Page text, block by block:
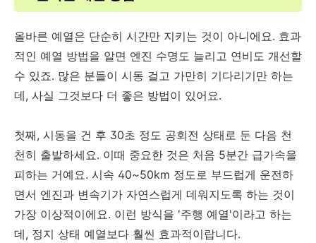
올바른 예열은 단순히 시간만 지키는 것이 아니에요. 효과
적인 예열 방법을 알면 엔진 수명도 늘리고 연비도 개선할
수 있죠. 많은 분들이 시동 걸고 가만히 기다리기만 하는
데, 사실 그것보다 더 좋은 방법이 있어요.
첫째, 시동을 건 후 30초 정도 공회전 상태로 둔 다음 천
천히 출발하세요. 이때 중요한 것은 처음 5분간 급가속을
피하는 거예요. 시속 40~50km 정도로 부드럽게 운전하
면서 엔진과 변속기가 자연스럽게 데워지도록 하는 것이
가장 이상적이에요. 이런 방식을 '주행 예열'이라고 하는
데, 정지 상태 예열보다 훨씬 효과적이랍니다.